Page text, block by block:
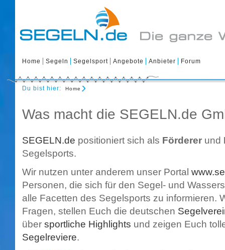
Home Segeln Segelsport Angebote Anbieter Forum
Du bist hier: Home
Was macht die SEGELN.de
SEGELN.de positioniert sich als Förderer und
Segelsports.
Wir nutzen unter anderem unser Portal
Personen, die sich für den Segel- und
alle Facetten des Segelsports zu informieren.
Fragen, stellen Euch die deutschen
über sportliche Highlights und zeigen Euch
Segelreviere.